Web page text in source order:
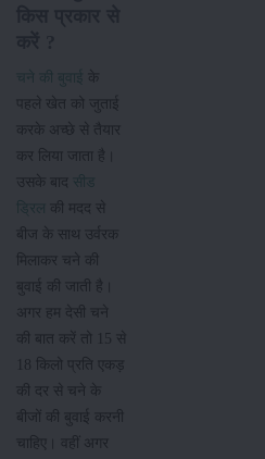
चने की बुवाई
के
पहले खेत को जुताई
करके अच्छे से तैयार
कर लिया जाता है।
उसके बाद सीड
ड्रिल की मदद से
बीज के साथ उर्वरक
मिलाकर चने की
बुवाई की जाती है।
अगर हम देसी चने
की बात करें तो 15 से
18 किलो प्रति एकड़
की दर से चने के
बीजों की बुवाई करनी
चाहिए। वहीं अगर